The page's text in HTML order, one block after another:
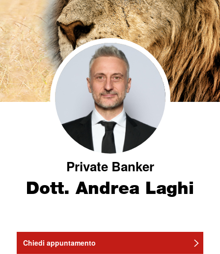
Private Banker
Dott. Andrea Laghi
Chiedi appuntamento